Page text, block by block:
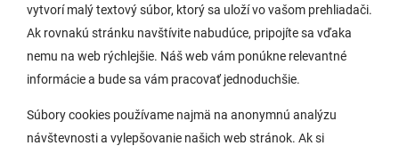
vytvorí malý textový súbor, ktorý sa uloží vo vašom prehliadači.
Ak rovnakú stránku navštívite nabudúce, pripojíte sa vďaka
nemu na web rýchlejšie. Náš web vám ponúkne relevantné
informácie a bude sa vám pracovať jednoduchšie.
Súbory cookies používame najmä na anonymnú analýzu
návštevnosti a vylepšovanie našich web stránok. Ak si
Potrebujem vybaviť
Samospráva
O Lamači